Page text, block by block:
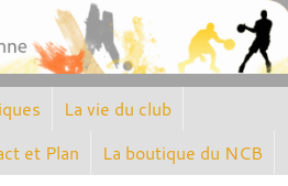
La vie du club
et Plan La boutique du NCB